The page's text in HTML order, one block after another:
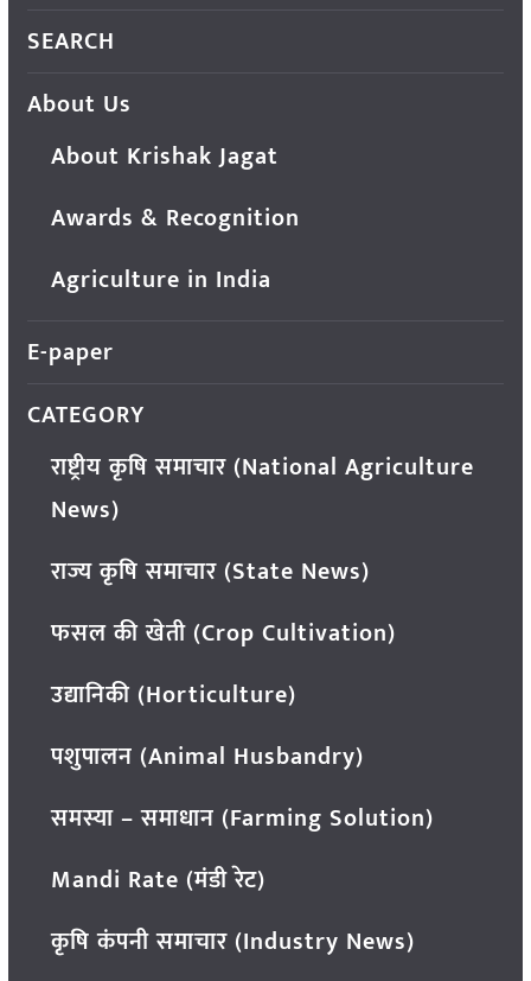
SEARCH
About Us
About Krishak Jagat
Awards & Recognition
Agriculture in India
E-paper
CATEGORY
राष्ट्रीय कृषि समाचार (National Agriculture
News)
राज्य कृषि समाचार (State News)
फसल की खेती (Crop Cultivation)
उद्यानिकी (Horticulture)
पशुपालन (Animal Husbandry)
समस्या – समाधान (Farming Solution)
Mandi Rate (मंडी रेट)
कृषि कंपनी समाचार (Industry News)